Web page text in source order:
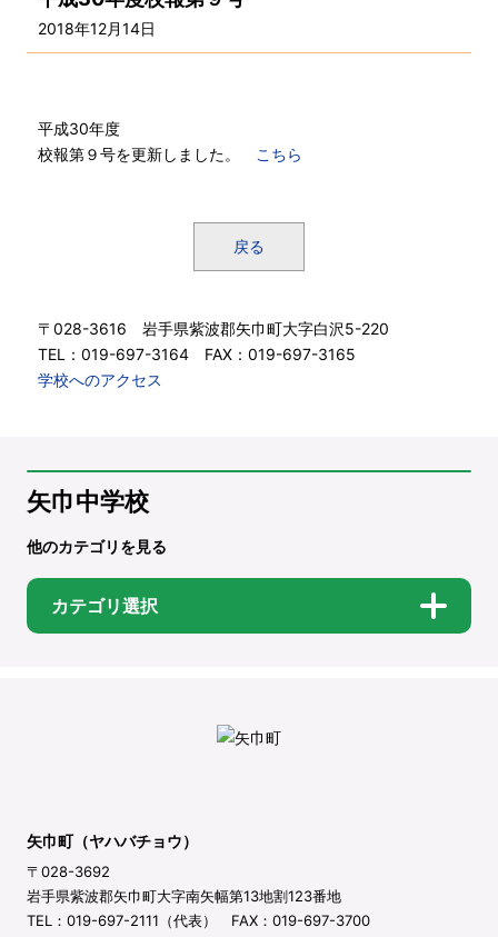
2018年12月14日
平成30年度
校報第９号を更新しました。
こちら
戻る
〒028-3616 岩手県紫波郡矢巾町大字白沢5-220
TEL：019-697-3164 FAX：019-697-3165
学校へのアクセス
矢巾中学校
他のカテゴリを見る
カテゴリ選択
矢巾町（ヤハバチョウ）
〒028-3692
岩手県紫波郡矢巾町大字南矢幅第13地割123番地
TEL：019-697-2111（代表） FAX：019-697-3700